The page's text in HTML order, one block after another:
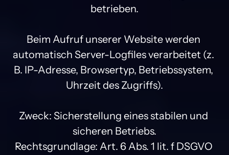
betrieben.
Beim Aufruf unserer Website werden
automatisch Server-Logfiles verarbeitet (z.
B. IP-Adresse, Browsertyp, Betriebssystem,
Uhrzeit des Zugriffs).
Zweck: Sicherstellung eines stabilen und
sicheren Betriebs.
Rechtsgrundlage: Art. 6 Abs. 1 lit. f DSGVO